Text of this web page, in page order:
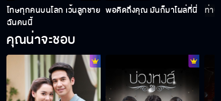
เป็นคนดี..จัง...ไร นะคะ
ให้เวลาถึงพรุ่งนี้แล้วจะมารับ
โทษทุกคนบนโลก เว้นลูกชาย
ฉันคนนี้
พอคิดถึงคุณ มันก็มาโผล่ที่นี่ ท่าน
คุณน่าจะชอบ